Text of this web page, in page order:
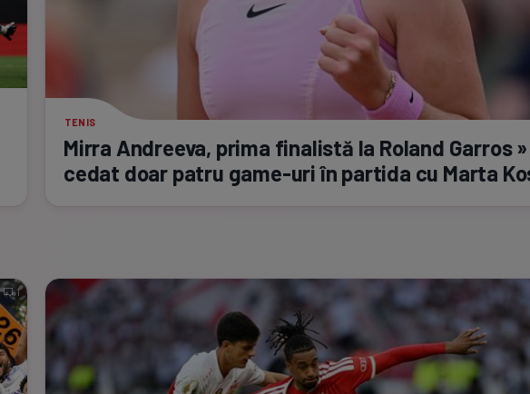
TENIS
Mirra Andreeva, prima finalistă la Roland Garros
cedat doar patru game-uriîn partida cu Marta
1